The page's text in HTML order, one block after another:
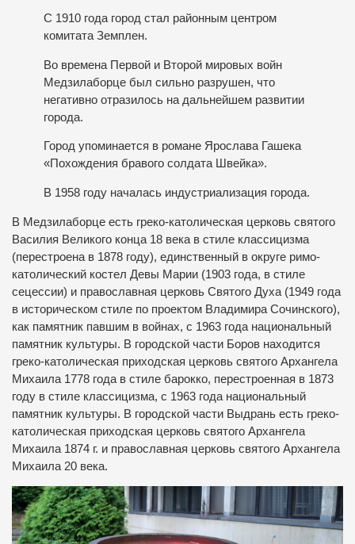
С 1910 года город стал районным центром
комитата Земплен.
Во времена Первой и Второй мировых войн
Медзилаборце был сильно разрушен, что
негативно отразилось на дальнейшем развитии
города.
Город упоминается в романе Ярослава Гашека
«Похождения бравого солдата Швейка».
В 1958 году началась индустриализация города.
В Медзилаборце есть греко-католическая церковь святого
Василия Великого конца 18 века в стиле классицизма
(перестроена в 1878 году), единственный в округе римо-
католический костел Девы Марии (1903 года, в стиле
сецессии) и православная церковь Святого Духа (1949 года
в историческом стиле по проектом Владимира Сочинского),
как памятник павшим в войнах, с 1963 года национальный
памятник культуры. В городской части Боров находится
греко-католическая приходская церковь святого Архангела
Михаила 1778 года в стиле барокко, перестроенная в 1873
году в стиле классицизма, с 1963 года национальный
памятник культуры. В городской части Выдрань есть греко-
католическая приходская церковь святого Архангела
Михаила 1874 г. и православная церковь святого Архангела
Михаила 20 века.